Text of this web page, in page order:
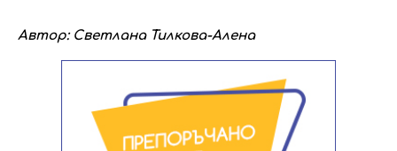
Автор: Светлана Тилкова-Алена